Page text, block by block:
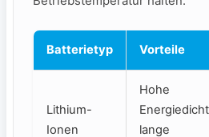
Batterietyp Vorteile
Lithium-
Ionen
Hohe
lange